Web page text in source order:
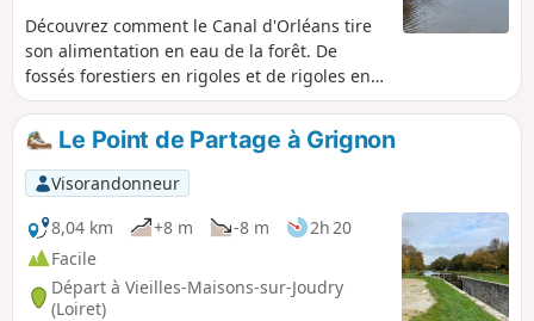
Découvrez comment le Canal d'Orléans tire
son alimentation en eau de la forêt. De
fossés forestiers en rigoles et de rigoles en
étangs, l'eau parcourt insensiblement le
réseau hydrographique savamment réalisé
par la main de l'homme pour assurer la mise
à niveau de ce dernier.
Le Point de Partage à Grignon
Visorandonneur
8,04 km
+8 m -8 m
2h 20
Facile
Départ à Vieilles-Maisons-sur-Joudry
(Loiret)